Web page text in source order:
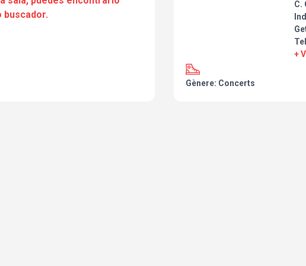
buscador.
C.
+
Gènere: Concerts